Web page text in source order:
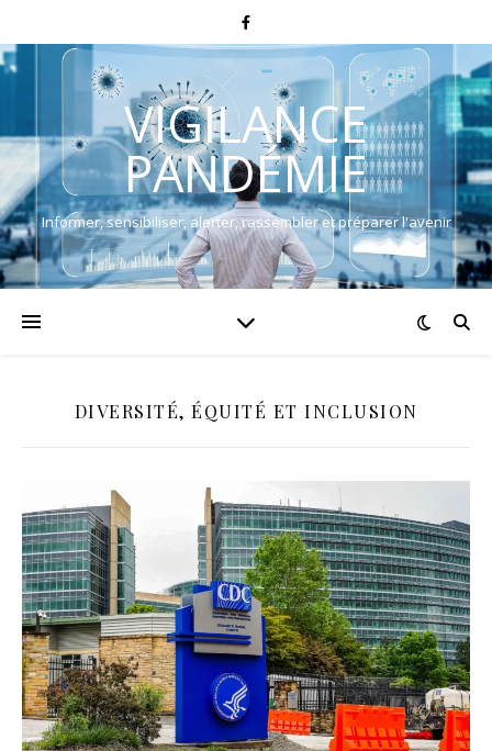
VIGILANCE
PANDÉMIE
Informer, sensibiliser, alerter, rassembler et préparer l'avenir
DIVERSITÉ, ÉQUITÉ ET INCLUSION